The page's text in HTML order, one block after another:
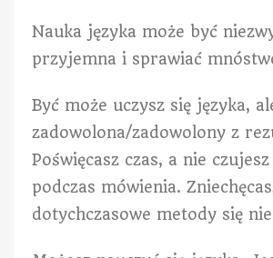
Nauka języka może być
przyjemna i sprawiać
Być może uczysz się języka,
zadowolona/zadowolony z
Poświęcasz czas, a nie
podczas mówienia.
dotychczasowe metody się